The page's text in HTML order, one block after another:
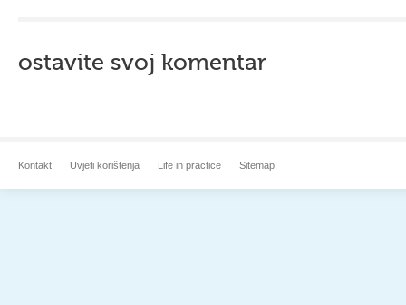
ostavite svoj komentar
Kontakt Uvjeti korištenja Life in practice Sitemap